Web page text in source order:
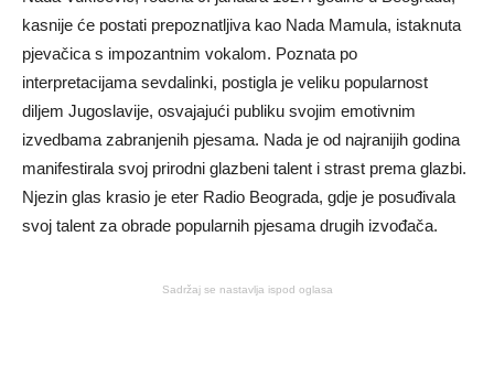
kasnije će postati prepoznatljiva kao Nada Mamula, istaknuta
pjevačica s impozantnim vokalom. Poznata po
interpretacijama sevdalinki, postigla je veliku popularnost
diljem Jugoslavije, osvajajući publiku svojim emotivnim
izvedbama zabranjenih pjesama. Nada je od najranijih godina
manifestirala svoj prirodni glazbeni talent i strast prema glazbi.
Njezin glas krasio je eter Radio Beograda, gdje je posuđivala
svoj talent za obrade popularnih pjesama drugih izvođača.
Sadržaj se nastavlja ispod oglasa